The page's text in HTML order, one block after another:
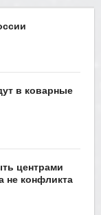
в коварные
центрами
не конфликта